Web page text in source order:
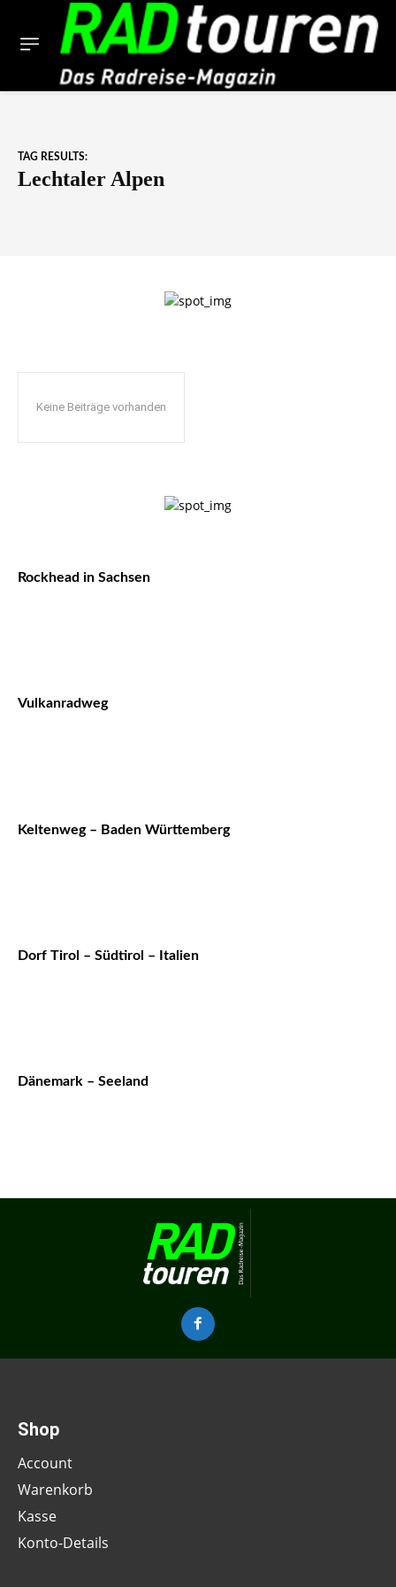
TAG RESULTS:
Lechtaler Alpen
Keine Beiträge vorhanden
Rockhead in Sachsen
Vulkanradweg
Keltenweg – Baden Württemberg
Dorf Tirol – Südtirol – Italien
Dänemark – Seeland
Shop
Account
Warenkorb
Kasse
Konto-Details